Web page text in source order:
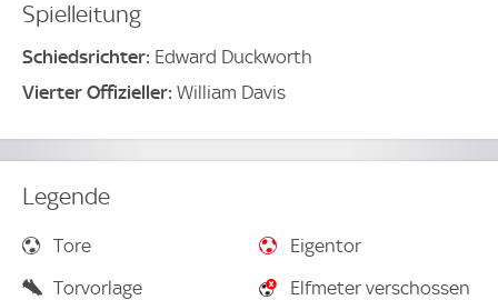
Spielleitung
Schiedsrichter: Edward Duckworth
Vierter Offizieller: William Davis
Legende
Tore
Eigentor
Torvorlage
Elfmeter verschossen